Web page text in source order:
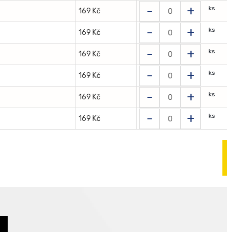
169 Kč - + ks
169 Kč - + ks
169 Kč - + ks
169 Kč - + ks
169 Kč - + ks
169 Kč - + ks